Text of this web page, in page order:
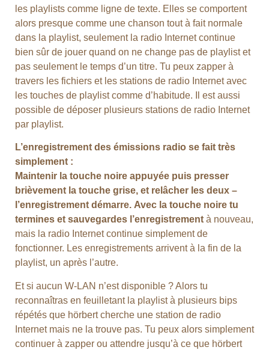
les playlists comme ligne de texte. Elles se comportent
alors presque comme une chanson tout à fait normale
dans la playlist, seulement la radio Internet continue
bien sûr de jouer quand on ne change pas de playlist et
pas seulement le temps d’un titre. Tu peux zapper à
travers les fichiers et les stations de radio Internet avec
les touches de playlist comme d’habitude. Il est aussi
possible de déposer plusieurs stations de radio Internet
par playlist.
L’enregistrement des émissions radio se fait très
simplement :
Maintenir la touche noire appuyée puis presser
brièvement la touche grise, et relâcher les deux –
l’enregistrement démarre. Avec la touche noire tu
termines et sauvegardes l’enregistrement à nouveau,
mais la radio Internet continue simplement de
fonctionner. Les enregistrements arrivent à la fin de la
playlist, un après l’autre.
Et si aucun W-LAN n’est disponible ? Alors tu
reconnaîtras en feuilletant la playlist à plusieurs bips
répétés que hörbert cherche une station de radio
Internet mais ne la trouve pas. Tu peux alors simplement
continuer à zapper ou attendre jusqu’à ce que hörbert